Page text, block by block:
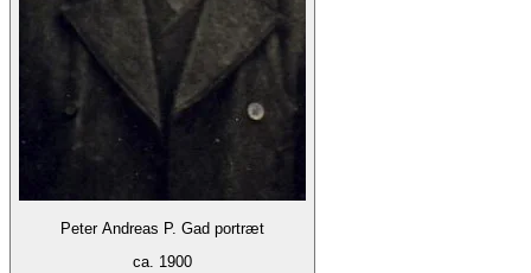
Peter Andreas P. Gad portræt
ca. 1900